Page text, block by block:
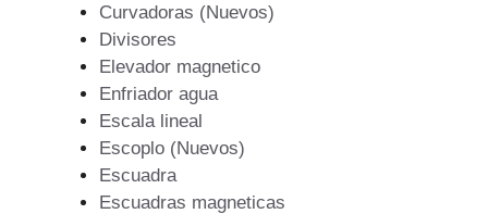
Curvadoras (Nuevos)
Divisores
Elevador magnetico
Enfriador agua
Escala lineal
Escoplo (Nuevos)
Escuadra
Escuadras magneticas